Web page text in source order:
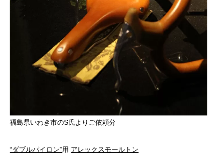
福島県いわき市のS氏よりご依頼分
“ダブルパイロン”用 アレックスモールトン